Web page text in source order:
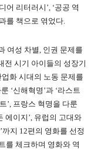
어 리터러시’, ‘공공 역
를 책으로 엮었다.
여성 차별, 인권 문제를
전 시기 아이들의 성장기
업화 시대의 노동 문제를
‘신해혁명’과 ‘라스트
’, 프랑스 혁명을 다룬
에이지’, 유럽의 고대와
까지 12편의 영화를 선정
를 체크하며 영화와 역